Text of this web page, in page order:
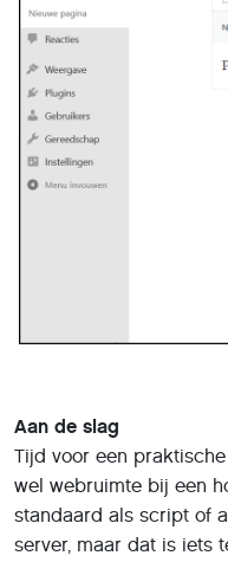
Aan de slag
Tijd voor een
wel webruimte bij een
standaard als script of
server, maar dat is iets